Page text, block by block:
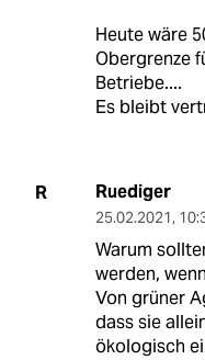
Heute wäre
Obergrenze
Betriebe....
Es bleibt
R Ruediger
25.02.2021,
Warum
werden,
Von grüner
dass sie
ökologisch